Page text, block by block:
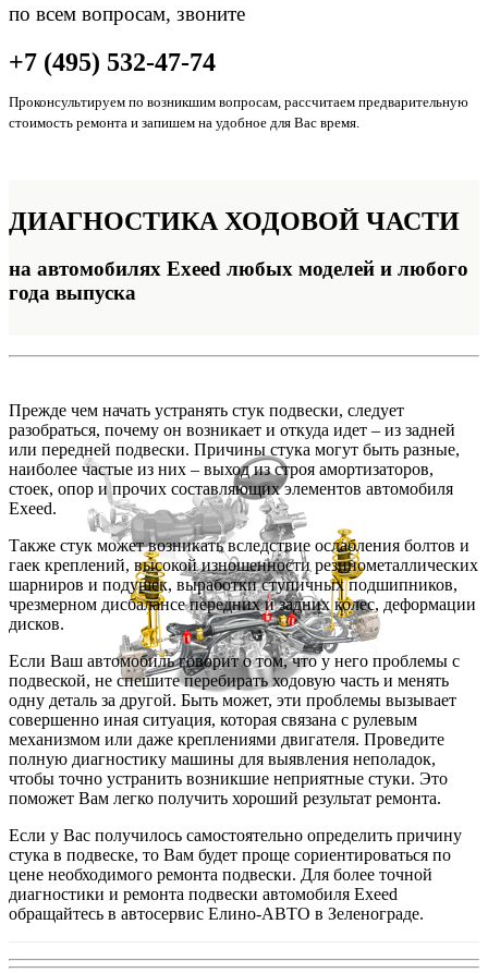
по всем вопросам, звоните
+7 (495) 532-47-74
Проконсультируем по возникшим вопросам, рассчитаем предварительную
стоимость ремонта и запишем на удобное для Вас время.
ДИАГНОСТИКА ХОДОВОЙ ЧАСТИ
на автомобилях Exeed любых моделей и любого
года выпуска
Прежде чем начать устранять стук подвески, следует
разобраться, почему он возникает и откуда идет – из задней
или передней подвески. Причины стука могут быть разные,
наиболее частые из них – выход из строя амортизаторов,
стоек, опор и прочих составляющих элементов автомобиля
Exeed.
Также стук может возникать вследствие ослабления болтов и
гаек креплений, высокой изношенности резинометаллических
шарниров и подушек, выработки ступичных подшипников,
чрезмерном дисбалансе передних и задних колес, деформации
дисков.
Если Ваш автомобиль говорит о том, что у него проблемы с
подвеской, не спешите перебирать ходовую часть и менять
одну деталь за другой. Быть может, эти проблемы вызывает
совершенно иная ситуация, которая связана с рулевым
механизмом или даже креплениями двигателя. Проведите
полную диагностику машины для выявления неполадок,
чтобы точно устранить возникшие неприятные стуки. Это
поможет Вам легко получить хороший результат ремонта.
Если у Вас получилось самостоятельно определить причину
стука в подвеске, то Вам будет проще сориентироваться по
цене необходимого ремонта подвески. Для более точной
диагностики и ремонта подвески автомобиля Exeed
обращайтесь в автосервис Елино-АВТО в Зеленограде.